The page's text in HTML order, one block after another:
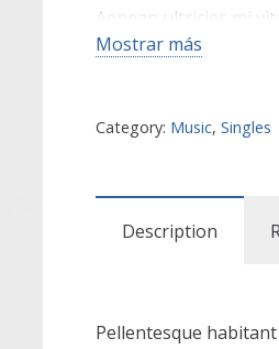
Aenean ultricies mi
Mostrar más
Category: Music, Singles
Description
Pellentesque